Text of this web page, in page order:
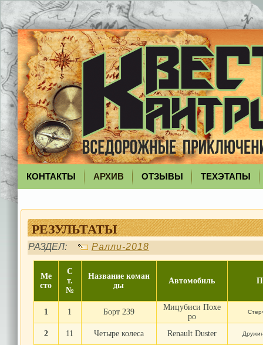
КОНТАКТЫ АРХИВ ОТЗЫВЫ ТЕХЭТАПЫ
РЕЗУЛЬТАТЫ
РАЗДЕЛ: Ралли-2018
Ме
сто
С
т.
№
Название коман
ды
Автомобиль
1 1 Борт 239
Мицубиси Похе
ро
2 11 Четыре колеса Renault Duster